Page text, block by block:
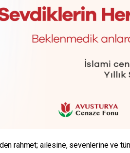
rahmet; ailesine, sevenlerine ve